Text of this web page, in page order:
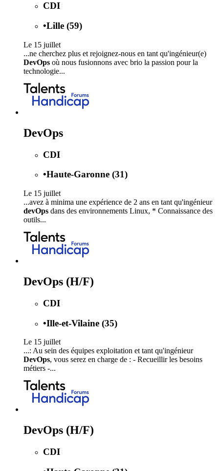
CDI
•Lille (59)
Le 15 juillet
...ne cherchez plus et rejoignez-nous en tant qu'ingénieur(e)
DevOps où nous fusionnons avec brio la passion pour la
technologie...
DevOps
CDI
•Haute-Garonne (31)
Le 15 juillet
...avez à minima une expérience de 2 ans en tant qu'ingénieur
devOps dans des environnements Linux, * Connaissance des
outils...
DevOps (H/F)
CDI
•Ille-et-Vilaine (35)
Le 15 juillet
...: Au sein des équipes exploitation et tant qu'ingénieur
DevOps, vous serez en charge de : - Recueillir les besoins
métiers -...
DevOps (H/F)
CDI